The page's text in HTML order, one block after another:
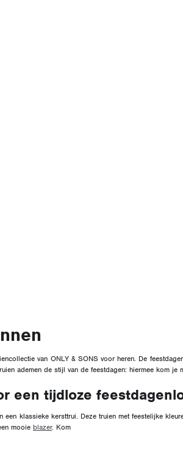
van ONLY & SONS voor heren. De
ademen de stijl van de feestdagen: hiermee kom
een tijdloze
klassieke kersttrui. Deze truien met feestelijke
mooie blazer. Kom